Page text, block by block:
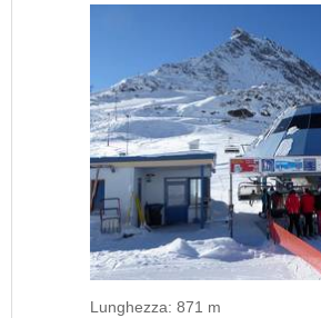
Lunghezza: 871 m